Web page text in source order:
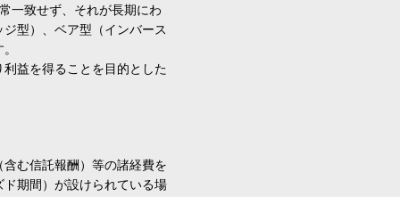
一致せず、それが長期にわ
型）、ベア型（インバース
益を得ることを目的とした
む信託報酬）等の諸経費を
期間）が設けられている場